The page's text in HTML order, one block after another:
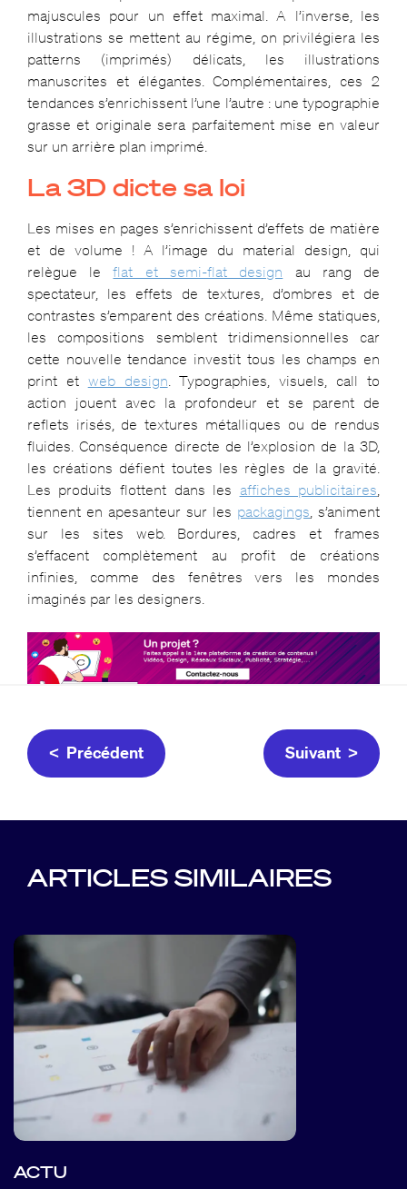
majuscules pour un effet maximal. A l’inverse, les
illustrations se mettent au régime, on privilégiera les
patterns (imprimés) délicats, les illustrations
manuscrites et élégantes. Complémentaires, ces 2
tendances s’enrichissent l’une l’autre : une typographie
grasse et originale sera parfaitement mise en valeur
sur un arrière plan imprimé.
La 3D dicte sa loi
Les mises en pages s’enrichissent d’effets de matière
et de volume ! A l’image du material design, qui
relègue leflat et semi-flat design au rang de
spectateur, les effets de textures, d’ombres et de
contrastes s’emparent des créations. Même statiques,
les compositions semblent tridimensionnelles car
cette nouvelle tendance investit tous les champs en
print et web design. Typographies, visuels, call to
action jouent avec la profondeur et se parent de
reflets irisés, de textures métalliques ou de rendus
fluides. Conséquence directe de l’explosion de la 3D,
les créations défient toutes les règles de la gravité.
Les produits flottent dans les affiches publicitaires,
tiennent en apesanteur sur les packagings, s’animent
sur les sites web. Bordures, cadres et frames
s’effacent complètement au profit de créations
infinies, comme des fenêtres vers les mondes
imaginés par les designers.
< Précédent Suivant >
ARTICLES SIMILAIRES
ACTU